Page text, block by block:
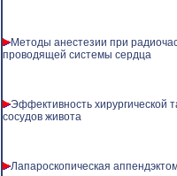
Методы анестезии при
проводящей системы сердца
Эффективность хирургической
сосудов живота
Лапароскопическая